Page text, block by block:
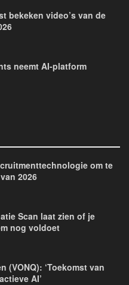
bekeken video’s van de
neemt AI-platform
om te
2026
Scan laat zien of je
nog voldoet
(VONQ): ‘Toekomst van
AI’